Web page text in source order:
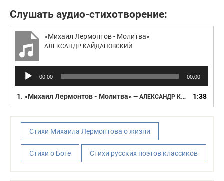
Слушать аудио-стихотворение:
«Михаил Лермонтов - Молитва»
АЛЕКСАНДР КАЙДАНОВСКИЙ
Аудиоплеер
00:00 00:00
1. «Михаил Лермонтов - Молитва» — АЛЕКСАНДР КАЙДАНОВСКИЙ 1:38
Стихи Михаила Лермонтова о жизни
Стихи о Боге Стихи русских поэтов классиков